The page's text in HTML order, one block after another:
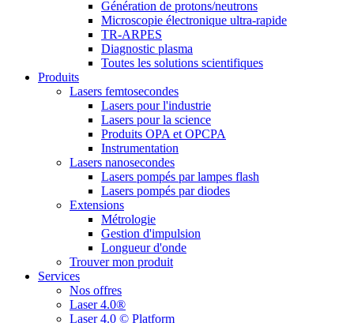
Génération de protons/neutrons
Microscopie électronique ultra-rapide
TR-ARPES
Diagnostic plasma
Toutes les solutions scientifiques
Produits
Lasers femtosecondes
Lasers pour l'industrie
Lasers pour la science
Produits OPA et OPCPA
Instrumentation
Lasers nanosecondes
Lasers pompés par lampes flash
Lasers pompés par diodes
Extensions
Métrologie
Gestion d'impulsion
Longueur d'onde
Trouver mon produit
Services
Nos offres
Laser 4.0®
Laser 4.0 © Platform